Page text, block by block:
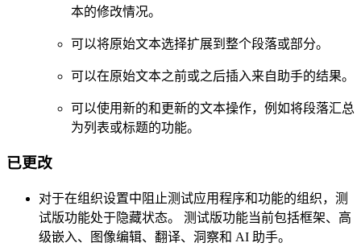
本的修改情况。
可以将原始文本选择扩展到整个段落或部分。
可以在原始文本之前或之后插入来自助手的结果。
可以使用新的和更新的文本操作，例如将段落汇总
为列表或标题的功能。
已更改
对于在组织设置中阻止测试应用程序和功能的组织，测
试版功能处于隐藏状态。 测试版功能当前包括框架、高
级嵌入、图像编辑、翻译、洞察和 AI 助手。